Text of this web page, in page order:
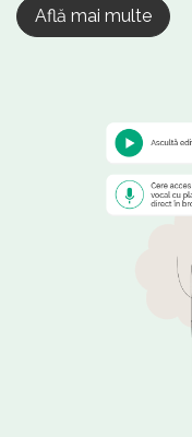
Află mai multe